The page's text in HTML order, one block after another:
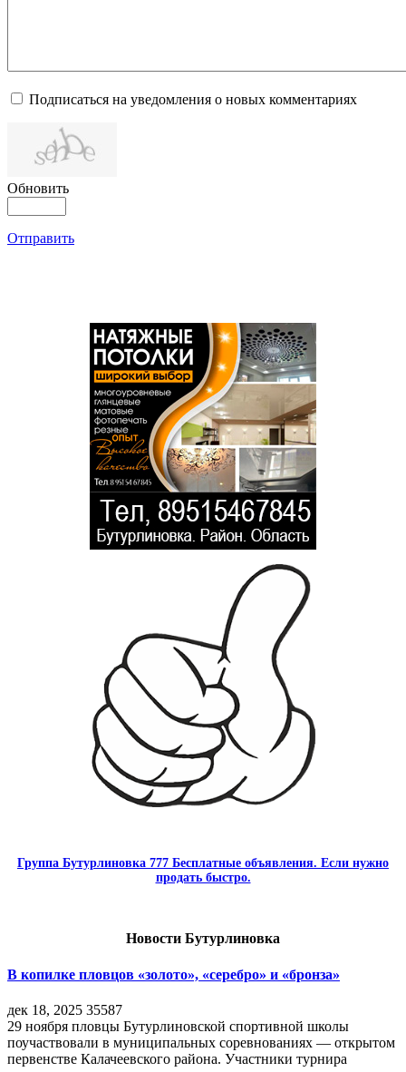
Подписаться на уведомления о новых комментариях
Обновить
Отправить
Группа Бутурлиновка 777 Бесплатные объявления. Если нужно
продать быстро.
Новости Бутурлиновка
В копилке пловцов «золото», «серебро» и «бронза»
дек 18, 2025 35587
29 ноября пловцы Бутурлиновской спортивной школы
поучаствовали в муниципальных соревнованиях — открытом
первенстве Калачеевского района. Участники турнира